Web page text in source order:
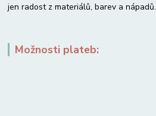
jen radost z materiálů, barev a nápadů.
Možnosti plateb: